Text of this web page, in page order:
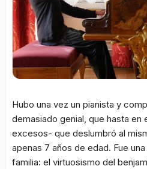
Hubo una vez un pianista y
demasiado genial, que hasta
excesos- que deslumbró al
apenas 7 años de edad. Fue
familia: el virtuosismo del